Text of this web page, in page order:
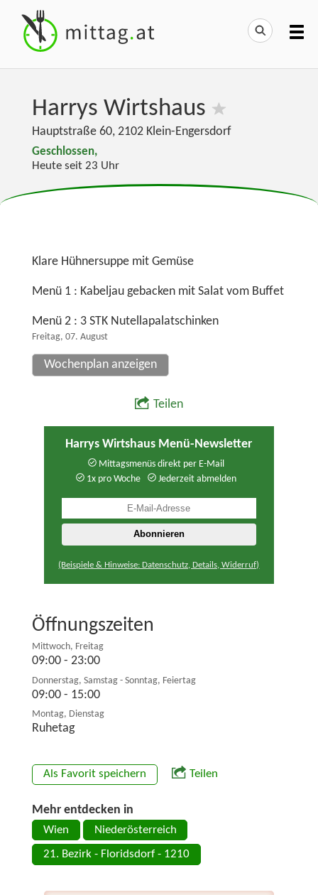
Harrys Wirtshaus
Hauptstraße 60, 2102 Klein-Engersdorf
Geschlossen,
Heute seit 23 Uhr
Klare Hühnersuppe mit Gemüse
Menü 1 : Kabeljau gebacken mit Salat vom Buffet
Menü 2 : 3 STK Nutellapalatschinken
Freitag, 07. August
Wochenplan anzeigen
Teilen
Harrys Wirtshaus Menü-Newsletter
Mittagsmenüs direkt per E-Mail
1x pro Woche
Jederzeit abmelden
(Beispiele & Hinweise: Datenschutz, Details, Widerruf)
Öffnungszeiten
Mittwoch, Freitag
09:00 - 23:00
Donnerstag, Samstag - Sonntag, Feiertag
09:00 - 15:00
Montag, Dienstag
Ruhetag
Als Favorit speichern Teilen
Mehr entdecken in
Wien Niederösterreich
21. Bezirk - Floridsdorf - 1210